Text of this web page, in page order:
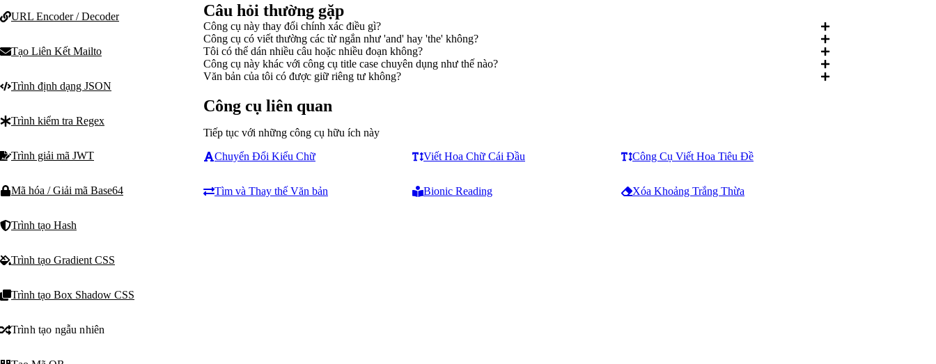
URL Encoder / Decoder
Tạo Liên Kết Mailto
Trình định dạng JSON
Trình kiểm tra Regex
Trình giải mã JWT
Mã hóa / Giải mã Base64
Trình tạo Hash
Trình tạo Gradient CSS
Trình tạo Box Shadow CSS
Trình tạo ngẫu nhiên
Câu hỏi thường gặp
Công cụ này thay đổi chính xác điều gì?
Công cụ có viết thường các từ ngắn như 'and' hay 'the' không?
Tôi có thể dán nhiều câu hoặc nhiều đoạn không?
Công cụ này khác với công cụ title case chuyên dụng như thế nào?
Văn bản của tôi có được giữ riêng tư không?
Công cụ liên quan
Tiếp tục với những công cụ hữu ích này
Chuyển Đổi Kiểu Chữ
Viết Hoa Chữ Cái Đầu Công Cụ Viết Hoa Tiêu Đề
Tìm và Thay thế Văn bản Bionic Reading Xóa Khoảng Trắng Thừa